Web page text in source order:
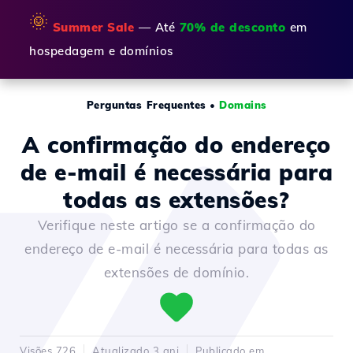
🌞 Summer Sale — Até 70% de desconto em
hospedagem e domínios
Perguntas Frequentes • Domains
A confirmação do endereço
de e-mail é necessária para
todas as extensões?
Verifique neste artigo se a confirmação do
endereço de e-mail é necessária para todas as
extensões de domínio.